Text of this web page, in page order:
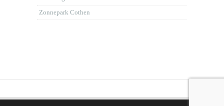
Zonnepark Cothen